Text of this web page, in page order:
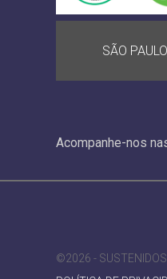
SÃO
Acompanhe-nos
©2026 - SUSTENIDOS